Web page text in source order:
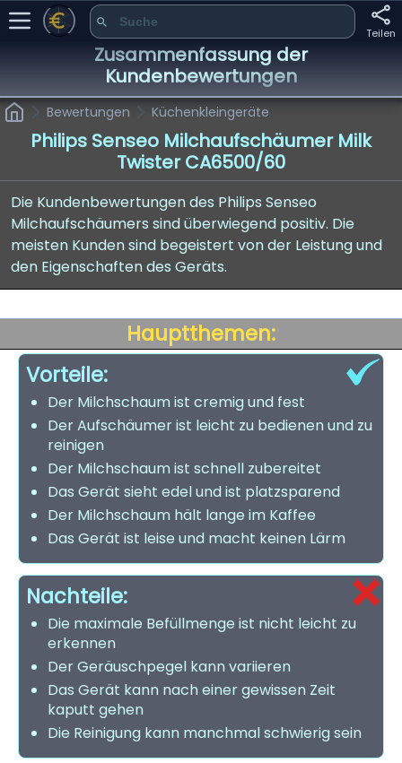
Teilen
Zusammenfassung der
Kundenbewertungen
Bewertungen Küchenkleingeräte
Philips Senseo Milchaufschäumer Milk
Twister CA6500/60
Die Kundenbewertungen des Philips Senseo
Milchaufschäumers sind überwiegend positiv. Die
meisten Kunden sind begeistert von der Leistung und
den Eigenschaften des Geräts.
Hauptthemen:
Vorteile:
Der Milchschaum ist cremig und fest
Der Aufschäumer ist leicht zu bedienen und zu
reinigen
Der Milchschaum ist schnell zubereitet
Das Gerät sieht edel und ist platzsparend
Der Milchschaum hält lange im Kaffee
Das Gerät ist leise und macht keinen Lärm
Nachteile:
Die maximale Befüllmenge ist nicht leicht zu
erkennen
Der Geräuschpegel kann variieren
Das Gerät kann nach einer gewissen Zeit
kaputt gehen
Die Reinigung kann manchmal schwierig sein